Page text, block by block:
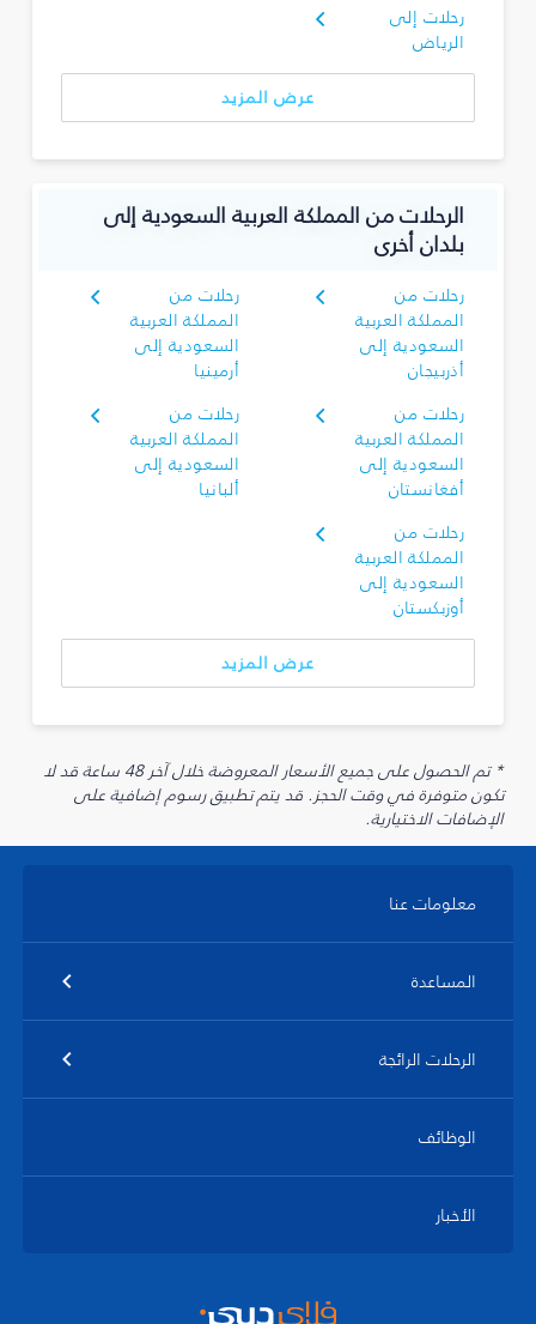
رحلات إلى
الرياض
عرض المزيد
الرحلات من المملكة العربية السعودية إلى
بلدان أخرى
رحلات من
المملكة العربية
السعودية إلى
أذربيجان
رحلات من
المملكة العربية
السعودية إلى
أرمينيا
رحلات من
المملكة العربية
السعودية إلى
أفغانستان
رحلات من
المملكة العربية
السعودية إلى
ألبانيا
رحلات من
المملكة العربية
السعودية إلى
أوزبكستان
عرض المزيد
* تم الحصول على جميع الأسعار المعروضة خلال آخر 48 ساعة قد لا
تكون متوفرة في وقت الحجز. قد يتم تطبيق رسوم إضافية على
الإضافات الاختيارية.
معلومات عنا
المساعدة
الرحلات الرائجة
الوظائف
الأخبار